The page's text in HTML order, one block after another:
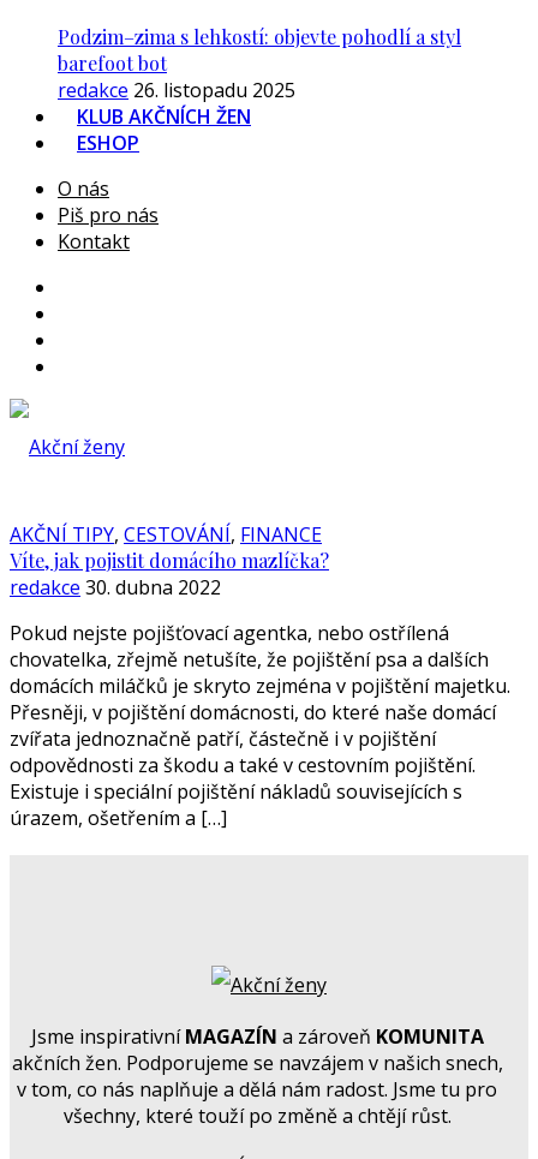
Podzim–zima s lehkostí: objevte pohodlí a styl
barefoot bot
redakce 26. listopadu 2025
KLUB AKČNÍCH ŽEN
ESHOP
O nás
Piš pro nás
Kontakt
AKČNÍ TIPY, CESTOVÁNÍ, FINANCE
Víte, jak pojistit domácího mazlíčka?
redakce 30. dubna 2022
Pokud nejste pojišťovací agentka, nebo ostřílená
chovatelka, zřejmě netušíte, že pojištění psa a dalších
domácích miláčků je skryto zejména v pojištění majetku.
Přesněji, v pojištění domácnosti, do které naše domácí
zvířata jednoznačně patří, částečně i v pojištění
odpovědnosti za škodu a také v cestovním pojištění.
Existuje i speciální pojištění nákladů souvisejících s
úrazem, ošetřením a […]
Jsme inspirativníMAGAZÍN a zároveň KOMUNITA
akčních žen. Podporujeme se navzájem v našich snech,
v tom, co nás naplňuje a dělá nám radost. Jsme tu pro
všechny, které touží po změně a chtějí růst.